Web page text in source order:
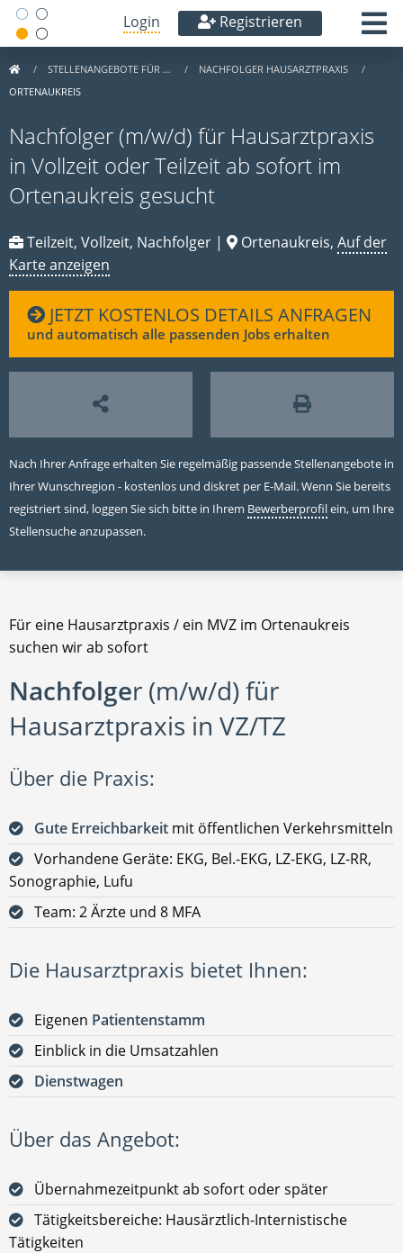
Login Registrieren
STELLENANGEBOTE FÜR …
NACHFOLGER HAUSARZTPRAXIS
ORTENAUKREIS
Nachfolger (m/w/d) für Hausarztpraxis
in Vollzeit oder Teilzeit ab sofort im
Ortenaukreis gesucht
Teilzeit, Vollzeit, Nachfolger | Ortenaukreis, Auf der
Karte anzeigen
JETZT KOSTENLOS DETAILS ANFRAGEN
und automatisch alle passenden Jobs erhalten
Nach Ihrer Anfrage erhalten Sie regelmäßig passende Stellenangebote in
Ihrer Wunschregion - kostenlos und diskret per E-Mail. Wenn Sie bereits
registriert sind, loggen Sie sich bitte in Ihrem Bewerberprofilein, um Ihre
Stellensuche anzupassen.
Für eine Hausarztpraxis / ein MVZ im Ortenaukreis
suchen wir ab sofort
Nachfolger (m/w/d) für
Hausarztpraxis in VZ/TZ
Über die Praxis:
Gute Erreichbarkeit mit öffentlichen Verkehrsmitteln
Vorhandene Geräte: EKG, Bel.-EKG, LZ-EKG, LZ-RR,
Sonographie, Lufu
Team: 2 Ärzte und 8 MFA
Die Hausarztpraxis bietet Ihnen:
Eigenen Patientenstamm
Einblick in die Umsatzahlen
Dienstwagen
Über das Angebot:
Übernahmezeitpunkt ab sofort oder später
Tätigkeitsbereiche: Hausärztlich-Internistische
Tätigkeiten